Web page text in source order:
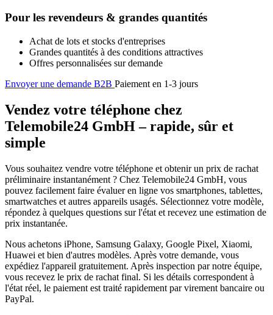
Pour les revendeurs & grandes quantités
Achat de lots et stocks d'entreprises
Grandes quantités à des conditions attractives
Offres personnalisées sur demande
Envoyer une demande B2B Paiement en 1-3 jours
Vendez votre téléphone chez
Telemobile24 GmbH – rapide, sûr et
simple
Vous souhaitez vendre votre téléphone et obtenir un prix de rachat
préliminaire instantanément ? Chez Telemobile24 GmbH, vous
pouvez facilement faire évaluer en ligne vos smartphones, tablettes,
smartwatches et autres appareils usagés. Sélectionnez votre modèle,
répondez à quelques questions sur l'état et recevez une estimation de
prix instantanée.
Nous achetons iPhone, Samsung Galaxy, Google Pixel, Xiaomi,
Huawei et bien d'autres modèles. Après votre demande, vous
expédiez l'appareil gratuitement. Après inspection par notre équipe,
vous recevez le prix de rachat final. Si les détails correspondent à
l'état réel, le paiement est traité rapidement par virement bancaire ou
PayPal.